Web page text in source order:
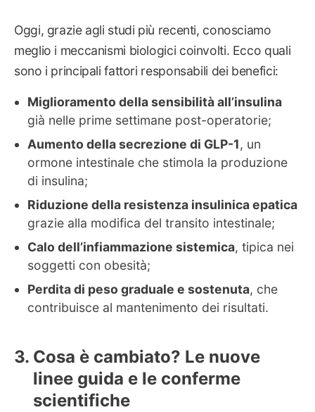
Oggi, grazie agli studi più recenti, conosciamo
meglio i meccanismi biologici coinvolti. Ecco quali
sono i principali fattori responsabili dei benefici:
Miglioramento della sensibilità all’insulina
già nelle prime settimane post-operatorie;
Aumento della secrezione di GLP-1, un
ormone intestinale che stimola la produzione
di insulina;
Riduzione della resistenza insulinica epatica
grazie alla modifica del transito intestinale;
Calo dell’infiammazione sistemica, tipica nei
soggetti con obesità;
Perdita di peso graduale e sostenuta, che
contribuisce al mantenimento dei risultati.
Cosa è cambiato? Le nuove
linee guida e le conferme
scientifiche